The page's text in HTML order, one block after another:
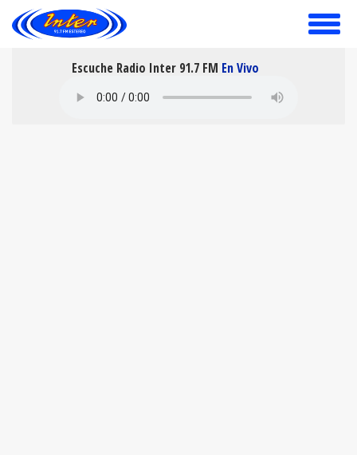
toggle
Escuche Radio Inter 91.7 FM En Vivo